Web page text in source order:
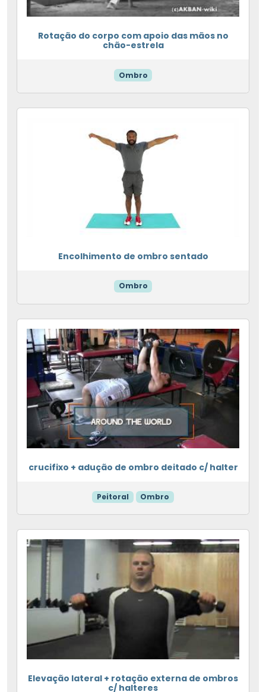
Rotação do corpo com apoio das mãos no
chão-estrela
Ombro
Encolhimento de ombro sentado
Ombro
crucifixo + adução de ombro deitado c/ halter
Peitoral Ombro
Elevação lateral + rotação externa de ombros
c/ halteres